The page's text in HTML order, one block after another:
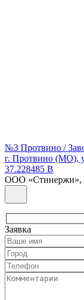
№3 Протвино /
г. Протвино (МО),
37.228485 В
ООО «Стинержи»,
Заявка